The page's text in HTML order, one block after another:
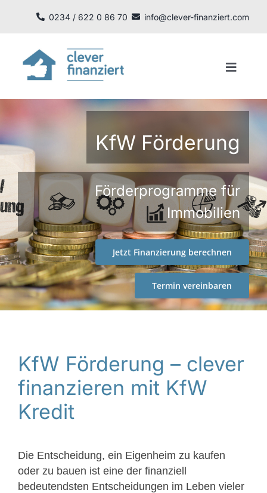
0234 / 622 0 86 70 info@clever-finanziert.com
Toggle
Finanzieren
Rechnen
Informieren
KfW Förderung
Anfrage
KfW Förderung
Förderprogramme für
Immobilien
Jetzt Finanzierung berechnen
Termin vereinbaren
KfW Förderung – clever
finanzieren mit KfW
Kredit
Die Entscheidung, ein Eigenheim zu kaufen
oder zu bauen ist eine der finanziell
bedeutendsten Entscheidungen im Leben vieler